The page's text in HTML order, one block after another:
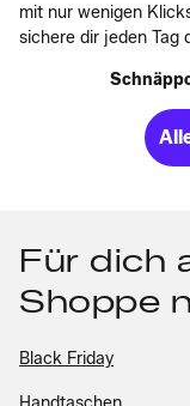
mit nur wenigen
sichere dir jeden Tag
Für dich
Shoppe
Black Friday